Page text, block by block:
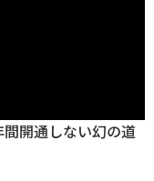
開通しない幻の道